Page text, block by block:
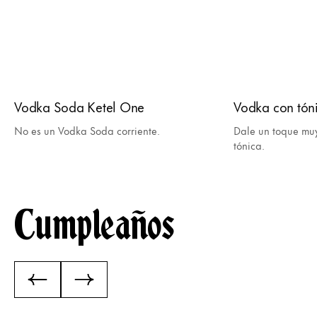
Vodka Soda Ketel One
No es un Vodka Soda corriente.
Vodka con
Dale un toque
tónica.
Cumpleaños